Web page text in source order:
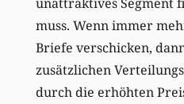
muss. Wenn immer
Briefe verschicken,
zusätzlichen
durch die erhöhten